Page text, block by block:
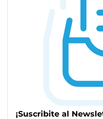
¡Suscribite al